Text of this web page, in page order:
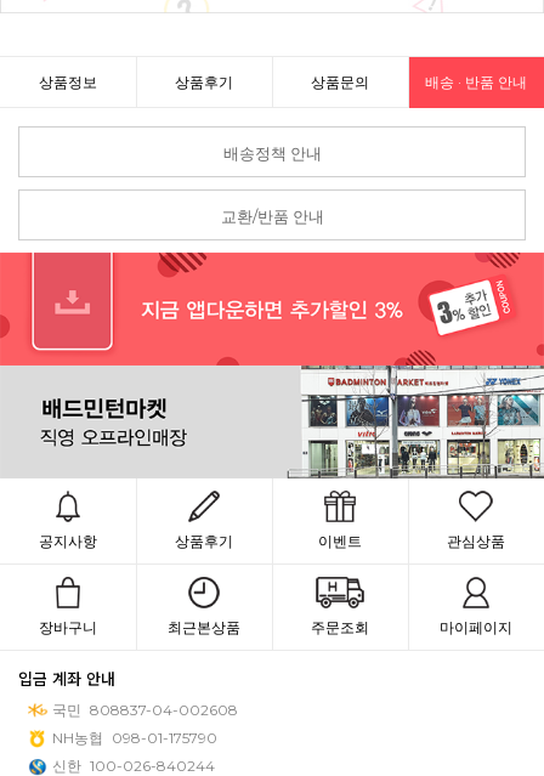
상품정보 상품후기 상품문의 배송 · 반품 안내
배송정책 안내
교환/반품 안내
공지사항 상품후기 이벤트 관심상품
장바구니 최근본상품 주문조회 마이페이지
입금 계좌 안내
국민 808837-04-002608
NH농협
098-01-175790
신한 100-026-840244